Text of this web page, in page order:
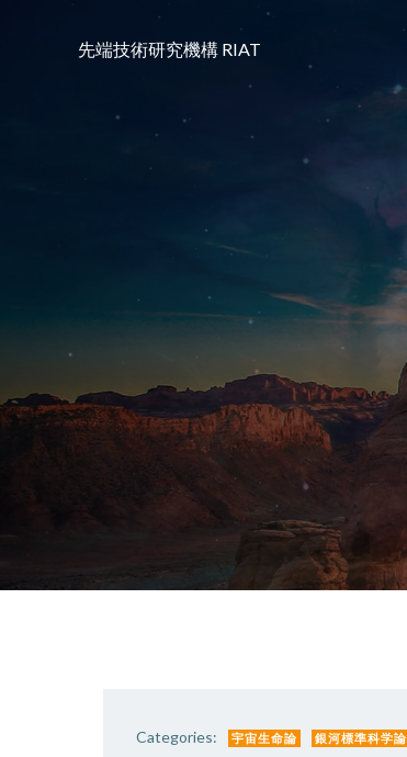
先端技術研究機構 RIAT
Categories: 宇宙生命論 銀河標準科学論